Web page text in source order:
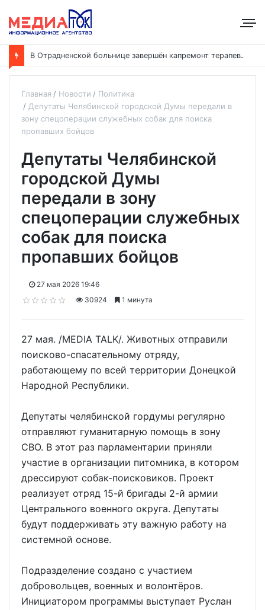
В
Отрадненской больнице завершён капремонт терапевтического корпуса
Главная Новости
Политика
Депутаты Челябинской городской Думы передали в
зону спецоперации служебных собак для поиска
пропавших бойцов
Депутаты Челябинской
городской Думы
передали в зону
спецоперации служебных
собак для поиска
пропавших бойцов
27 мая 2026 19:46
30924
1 минута
27 мая. /MEDIA TALK/. Животных отправили
поисково-спасательному отряду,
работающему по всей территории Донецкой
Народной Республики.
Депутаты челябинской гордумы регулярно
отправляют гуманитарную помощь в зону
СВО. В этот раз парламентарии приняли
участие в организации питомника, в котором
дрессируют собак-поисковиков. Проект
реализует отряд 15-й бригады 2-й армии
Центрального военного округа. Депутаты
будут поддерживать эту важную работу на
системной основе.
Подразделение создано с участием
добровольцев, военных и волонтёров.
Инициатором программы выступает Руслан